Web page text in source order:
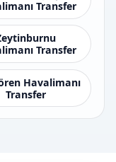
Transfer
Transfer
Havalimanı
Transfer